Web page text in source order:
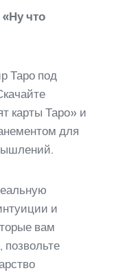
что
Таро под
карты Таро» и
для
и
вам
позвольте